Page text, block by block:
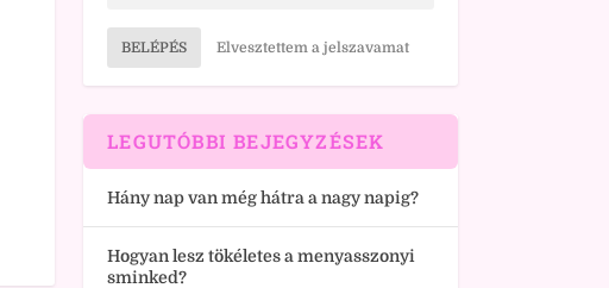
BELÉPÉS Elvesztettem a jelszavamat
LEGUTÓBBI BEJEGYZÉSEK
Hány nap van még hátra a nagy napig?
Hogyan lesz tökéletes a menyasszonyi
sminked?